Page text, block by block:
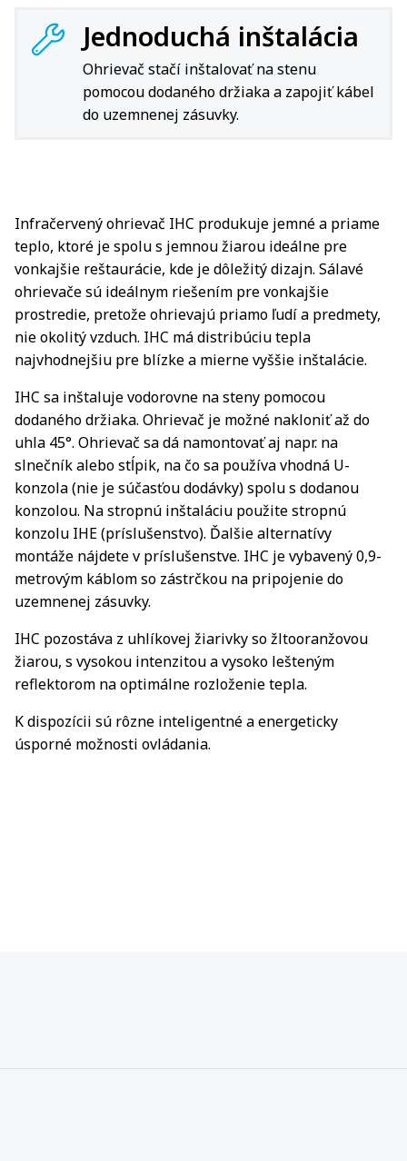
Jednoduchá inštalácia
Ohrievač stačí inštalovať na stenu
pomocou dodaného držiaka a zapojiť kábel
do uzemnenej zásuvky.
Infračervený ohrievač IHC produkuje jemné a priame
teplo, ktoré je spolu s jemnou žiarou ideálne pre
vonkajšie reštaurácie, kde je dôležitý dizajn. Sálavé
ohrievače sú ideálnym riešením pre vonkajšie
prostredie, pretože ohrievajú priamo ľudí a predmety,
nie okolitý vzduch. IHC má distribúciu tepla
najvhodnejšiu pre blízke a mierne vyššie inštalácie.
IHC sa inštaluje vodorovne na steny pomocou
dodaného držiaka. Ohrievač je možné nakloniť až do
uhla 45°. Ohrievač sa dá namontovať aj napr. na
slnečník alebo stĺpik, na čo sa používa vhodná U-
konzola (nie je súčasťou dodávky) spolu s dodanou
konzolou. Na stropnú inštaláciu použite stropnú
konzolu IHE (príslušenstvo). Ďalšie alternatívy
montáže nájdete v príslušenstve. IHC je vybavený 0,9-
metrovým káblom so zástrčkou na pripojenie do
uzemnenej zásuvky.
IHC pozostáva z uhlíkovej žiarivky so žltooranžovou
žiarou, s vysokou intenzitou a vysoko lešteným
reflektorom na optimálne rozloženie tepla.
K dispozícii sú rôzne inteligentné a energeticky
úsporné možnosti ovládania.